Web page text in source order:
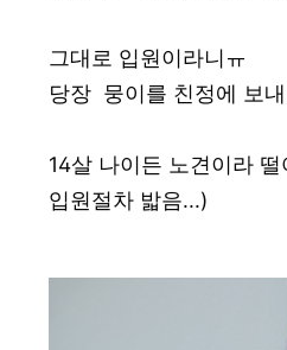
그대로 입원이라니ㅠ
당장 뭉이를 친정에 보
14살 나이든 노견이라
입원절차 밟음...)